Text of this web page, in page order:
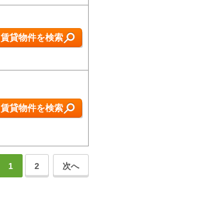
賃貸物件を検索
賃貸物件を検索
1 2 次へ